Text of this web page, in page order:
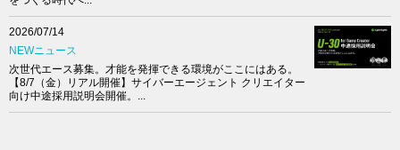
2026/07/14
NEWニュース
次世代エース募集。才能を発揮できる環境がここにはある。
【8/7（金）リアル開催】サイバーエージェント クリエイター
向け中途採用説明会開催。...